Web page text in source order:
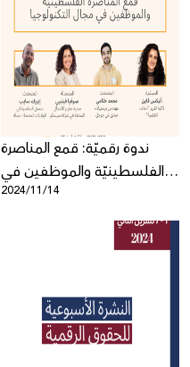
ندوة رقميّة: قمع المناصرة
الفلسطينيّة والموظفين في
مجال التكنولوجيا
2024/11/14